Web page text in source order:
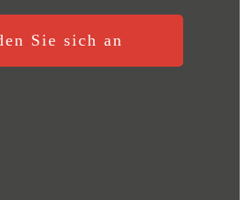
Sie sich an